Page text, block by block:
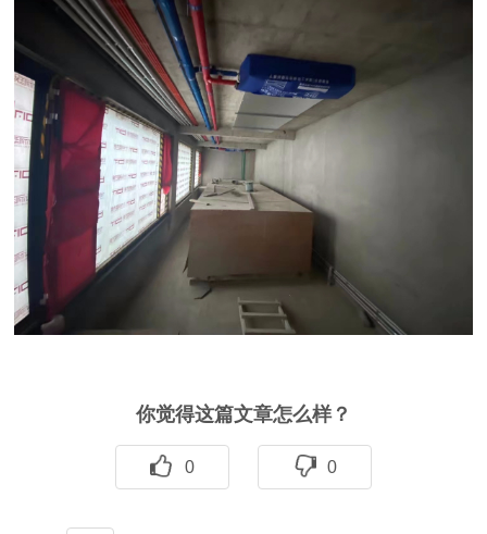
你觉得这篇文章怎么样？
0 0